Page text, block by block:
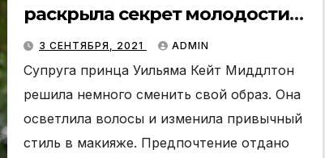
раскрыла секрет молодости
герцогини
3 СЕНТЯБРЯ, 2021 ADMIN
Супруга принца Уильяма Кейт Миддлтон
решила немного сменить свой образ. Она
осветлила волосы и изменила привычный
стиль в макияже. Предпочтение отдано